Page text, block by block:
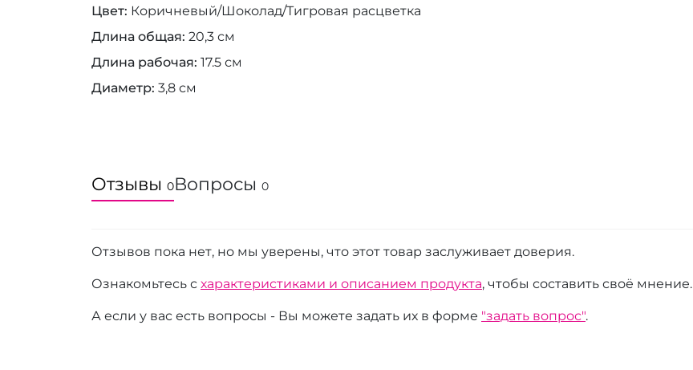
Цвет Коричневый/Шоколад/Тигровая расцветка
Длина общая 20,3 см
Длина рабочая 17.5 см
Диаметр 3,8 см
Отзывы 0Вопросы 0
Отзывов пока нет, но мы уверены, что этот товар заслуживает доверия.
Ознакомьтесь с характеристиками и описанием продукта, чтобы составить своё мнение.
А если у вас есть вопросы - Вы можете задать их в форме "задать вопрос".